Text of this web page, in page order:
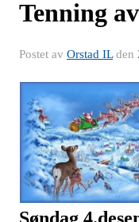
Tenning
Postet av Orstad ILden